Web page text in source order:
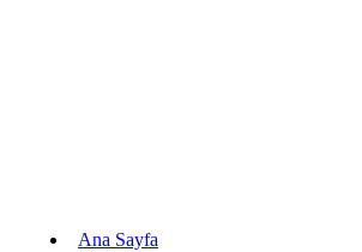
Ana Sayfa